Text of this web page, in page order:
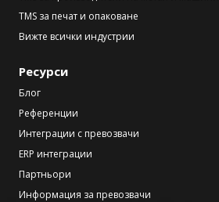
TMS за печат и опаковане
Вижте всички индустрии
Ресурси
Блог
Референции
Интеграции с превозвачи
ERP интеграции
Партньори
Информация за превозвачи